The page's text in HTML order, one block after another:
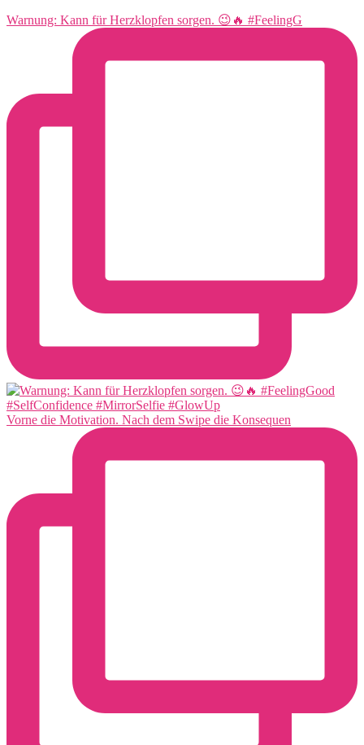
Warnung: Kann für Herzklopfen sorgen. 😉🔥 #FeelingG
Vorne die Motivation. Nach dem Swipe die Konsequen